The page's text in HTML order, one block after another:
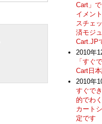
Cart」
イメン
スチェ
済モジ
Cart.JP
2010年
「すぐ
Cart日
2010年
すぐで
的でわ
カート
定です